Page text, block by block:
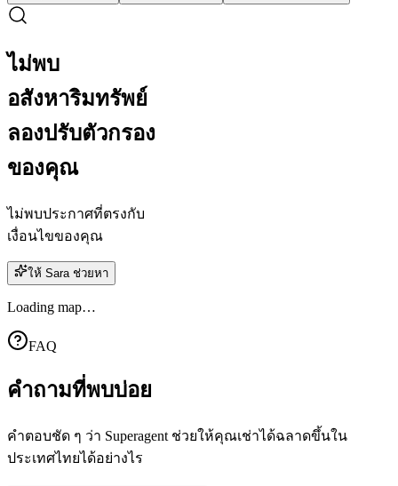
ไม่พบ
อสังหาริมทรัพย์
ลองปรับตัวกรอง
ของคุณ
ไม่พบประกาศที่ตรงกับ
เงื่อนไขของคุณ
ให้ Sara ช่วยหา
Loading map…
FAQ
คำถามที่พบบ่อย
คำตอบชัด ๆ ว่า Superagent ช่วยให้คุณเช่าได้ฉลาดขึ้นใน
ประเทศไทยได้อย่างไร